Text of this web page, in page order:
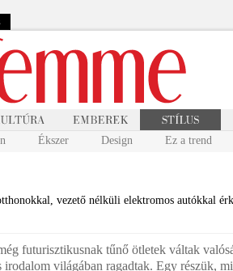
Ékszer Design Ez a trend
vezető nélküli elektromos autókkal
futurisztikusnak tűnő ötletek váltak
irodalom világában ragadtak. Egy részük,